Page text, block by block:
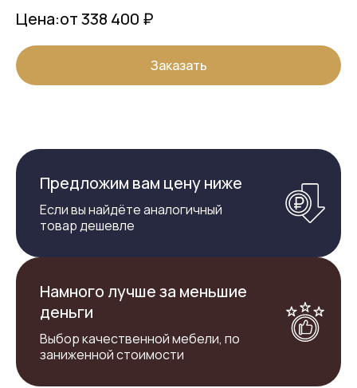
Цена:от 338 400 ₽
Заказать
Предложим вам цену ниже
Если вы найдёте аналогичный
товар дешевле
Намного лучше за меньшие
деньги
Выбор качественной мебели, по
заниженной стоимости